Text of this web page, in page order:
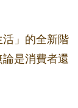
」的全新階
是消費者還